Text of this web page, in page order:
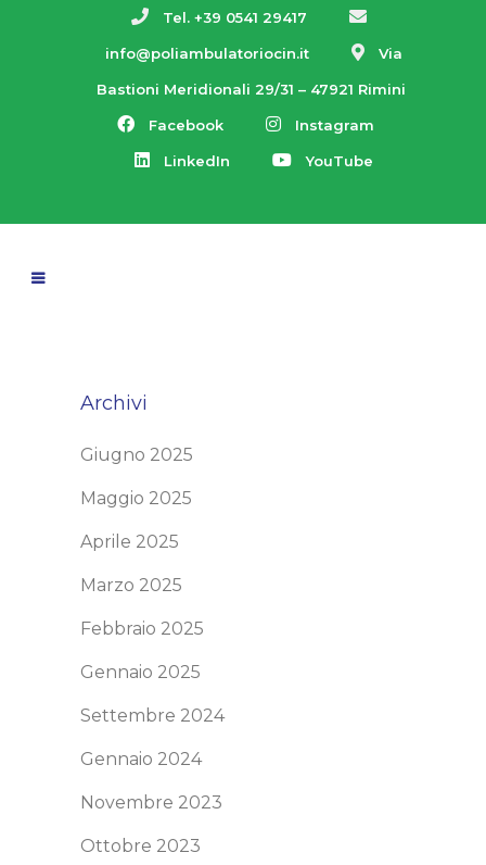
Tel. +39 0541 29417
info@poliambulatoriocin.it Via
Bastioni Meridionali 29/31 – 47921 Rimini
Facebook Instagram
LinkedIn YouTube
Archivi
Giugno 2025
Maggio 2025
Aprile 2025
Marzo 2025
Febbraio 2025
Gennaio 2025
Settembre 2024
Gennaio 2024
Novembre 2023
Ottobre 2023